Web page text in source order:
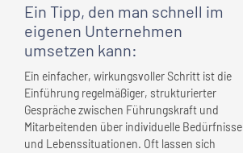
Ein Tipp, den man schnell im
eigenen Unternehmen
umsetzen kann:
Ein einfacher, wirkungsvoller Schritt ist die
Einführung regelmäßiger, strukturierter
Gespräche zwischen Führungskraft und
Mitarbeitenden über individuelle Bedürfnisse
und Lebenssituationen. Oft lassen sich